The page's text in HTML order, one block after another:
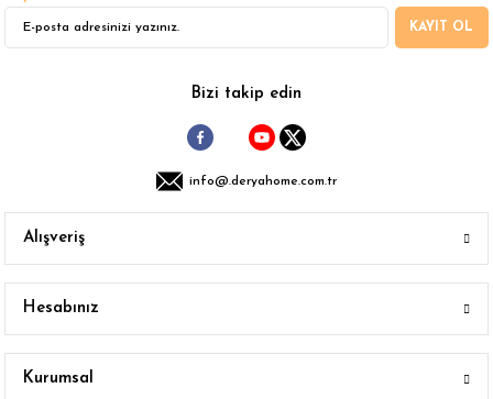
Gönder
KAYIT OL
Bizi takip edin
info@.deryahome.com.tr
Alışveriş
Hesabınız
Kurumsal